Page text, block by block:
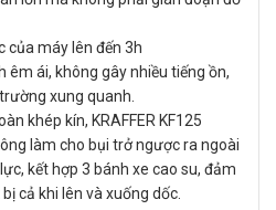
của máy lên đến 3h
êm ái, không gây nhiều tiếng ồn,
xung quanh.
khép kín, KRAFFER KF125
làm cho bụi trở ngược ra ngoài
kết hợp 3 bánh xe cao su, đảm
cả khi lên và xuống dốc.